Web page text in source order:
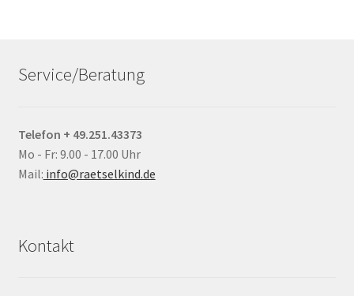
Service/Beratung
Telefon + 49.251.43373
Mo - Fr: 9.00 - 17.00 Uhr
Mail: info@raetselkind.de
Kontakt